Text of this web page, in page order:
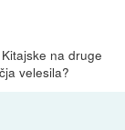
na druge
velesila?